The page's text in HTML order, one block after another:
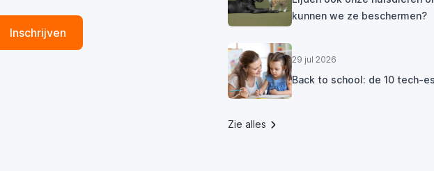
Inschrijven
kunnen we ze beschermen?
29 jul 2026
Back to school: de 10 tech-
Zie alles